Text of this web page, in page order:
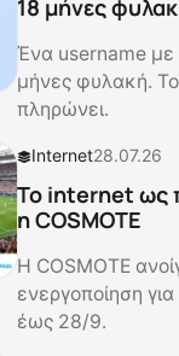
18 μήνες
Ένα username με
μήνες φυλακή.
πληρώνει.
Internet28.07.26
Το internet ως
η COSMOTE
Η COSMOTE
ενεργοποίηση
έως 28/9.